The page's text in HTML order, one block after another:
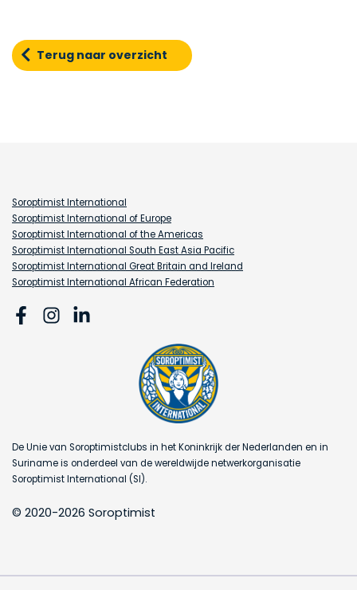
Terug naar overzicht
Soroptimist International
Soroptimist International of Europe
Soroptimist International of the Americas
Soroptimist International South East Asia Pacific
Soroptimist International Great Britain and Ireland
Soroptimist International African Federation
De Unie van Soroptimistclubs in het Koninkrijk der Nederlanden en in
Suriname is onderdeel van de wereldwijde netwerkorganisatie
Soroptimist International (SI).
© 2020-2026 Soroptimist